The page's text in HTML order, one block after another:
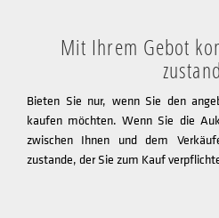
Mit Ihrem Gebot
Bieten Sie nur, wenn Sie den
kaufen möchten. Wenn Sie die
zwischen Ihnen und dem
zustande, der Sie zum Kauf